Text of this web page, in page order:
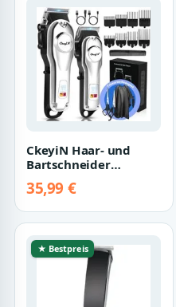
CkeyiN Haar- und
Bartschneider
Profi Haarschneide…
35,99 €
★ Bestpreis